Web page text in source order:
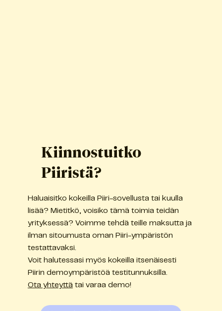
Kiinnostuitko
Piiristä?
Haluaisitko kokeilla Piiri-sovellusta tai kuulla
lisää? Mietitkö, voisiko tämä toimia teidän
yrityksessä? Voimme tehdä teille maksutta ja
ilman sitoumusta oman Piiri-ympäristön
testattavaksi.
Voit halutessasi myös kokeilla itsenäisesti
Piirin demoympäristöä testitunnuksilla.
Ota yhteyttä tai varaa demo!